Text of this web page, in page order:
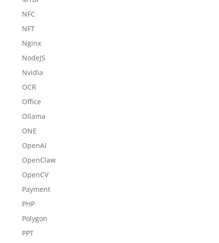
NFC
NFT
Nginx
NodeJS
Nvidia
OCR
Office
Ollama
ONE
OpenAI
OpenClaw
OpenCV
Payment
PHP
Polygon
PPT